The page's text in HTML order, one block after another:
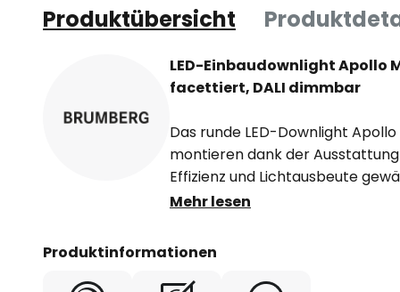
Produktübersicht
LED-Einbaudownlight Apollo
facettiert, DALI dimmbar
Das runde LED-Downlight
montieren dank der
Effizienz und Lichtausbeute
silberne Reflektor mit
transparentem Kunststoff. Der
zur homogenen Ausleuchtung
Mehr lesen
Produktinformationen